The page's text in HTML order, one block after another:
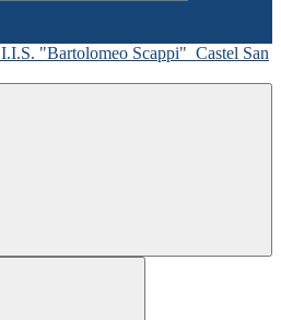
I.I.S. "Bartolomeo Scappi" Castel San